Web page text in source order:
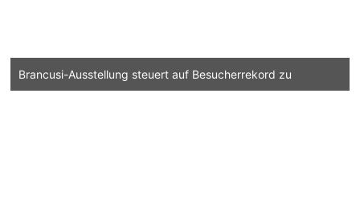
Brancusi-Ausstellung steuert auf Besucherrekord zu